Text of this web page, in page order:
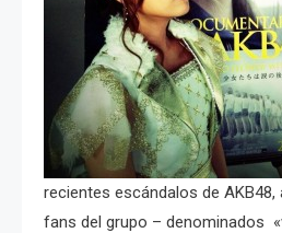
recientes escándalos de
fans del grupo – denominados